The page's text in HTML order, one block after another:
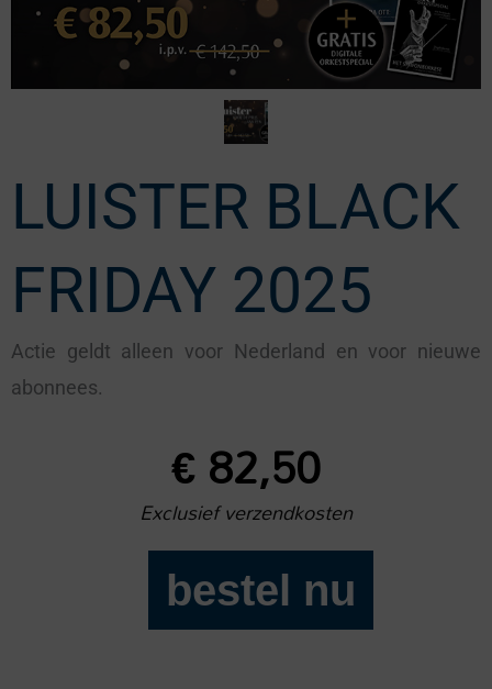
LUISTER BLACK
FRIDAY 2025
Actie geldt alleen voor Nederland en voor nieuwe
abonnees.
€82,50
Exclusief verzendkosten
Luister
Black
bestel nu